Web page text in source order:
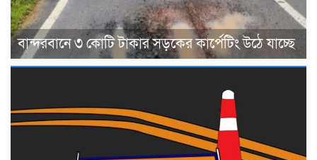
বান্দরবানে ৩ কোটি টাকার সড়কের কার্পেটিং উঠে যাচ্ছে